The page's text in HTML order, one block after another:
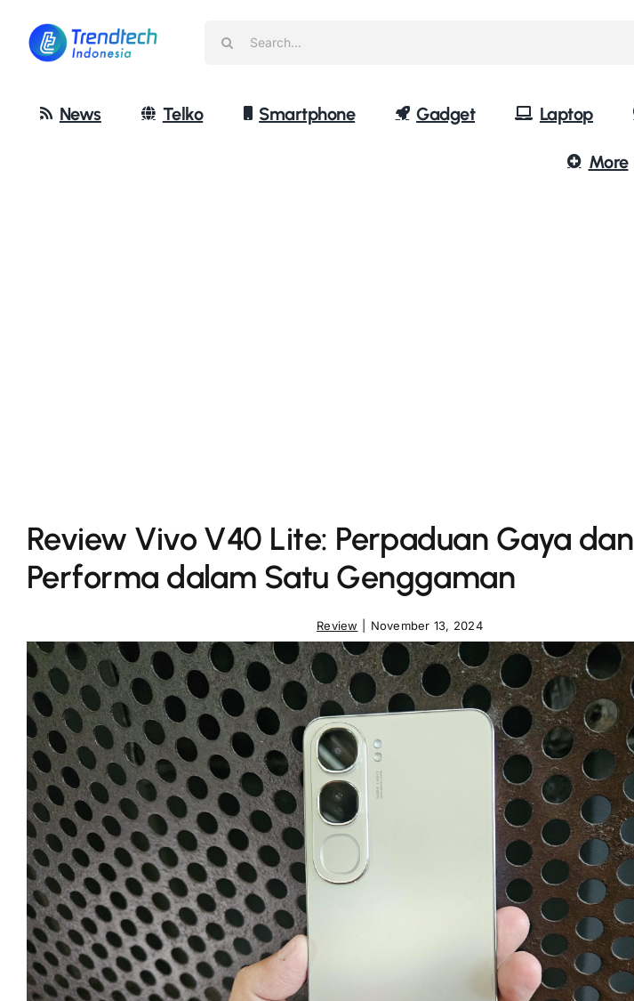
content
News Telko Smartphone Gadget Laptop
More
Review Vivo V40 Lite: Perpaduan Gaya dan
Performa dalam Satu Genggaman
Review November 13, 2024